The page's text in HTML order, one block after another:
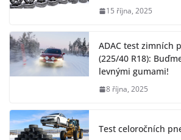
15 října, 2025
ADAC test zimních
(225/40 R18):
levnými gumami!
8 října, 2025
Test celoročních